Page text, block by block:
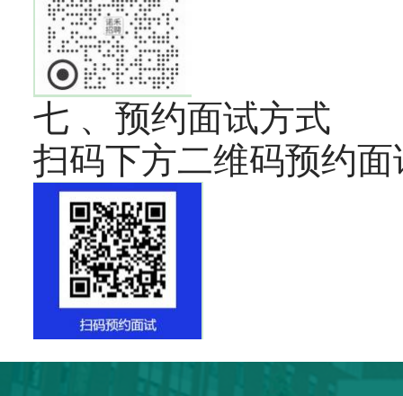
七 、预约面试方式
扫码下方二维码预约面